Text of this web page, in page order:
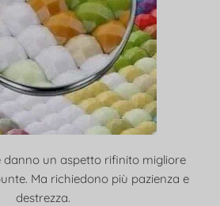
danno un aspetto rifinito migliore
Ma richiedono più pazienza e
destrezza.